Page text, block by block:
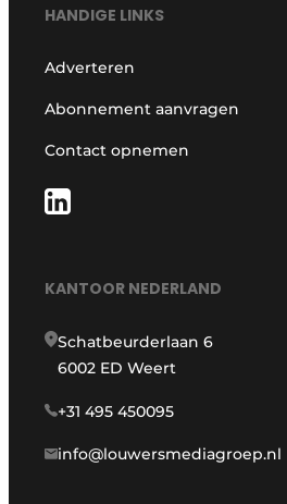
HANDIGE LINKS
Adverteren
Abonnement aanvragen
Contact opnemen
KANTOOR NEDERLAND
Schatbeurderlaan 6
6002 ED Weert
+31 495 450095
info@louwersmediagroep.nl